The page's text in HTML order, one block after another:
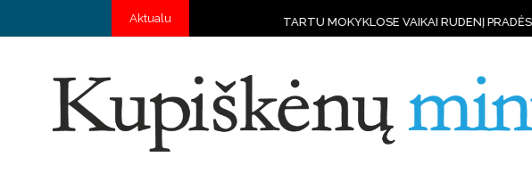
Aktualu TARTU MOKYKLOSE VAIKAI RUDENĮ PRADĖS MOKYTIS